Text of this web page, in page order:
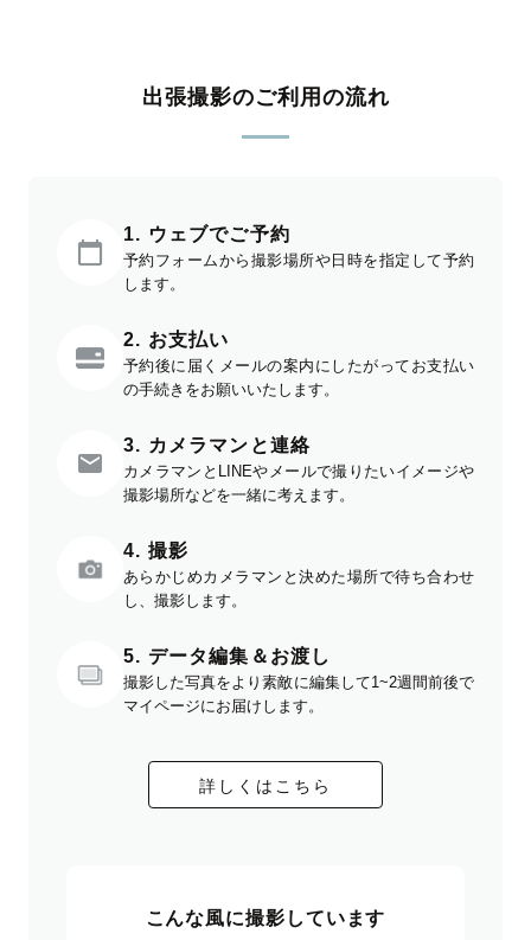
出張撮影のご利用の流れ
1. ウェブでご予約
予約フォームから撮影場所や日時を指定して予約
します。
2. お支払い
予約後に届くメールの案内にしたがってお支払い
の手続きをお願いいたします。
3. カメラマンと連絡
カメラマンとLINEやメールで撮りたいイメージや
撮影場所などを一緒に考えます。
4. 撮影
あらかじめカメラマンと決めた場所で待ち合わせ
し、撮影します。
5. データ編集＆お渡し
撮影した写真をより素敵に編集して1~2週間前後で
マイページにお届けします。
詳しくはこちら
こんな風に撮影しています